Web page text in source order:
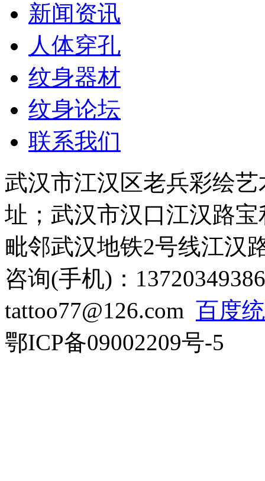
新闻资讯
人体穿孔
纹身器材
纹身论坛
联系我们
武汉市江汉区老兵彩绘
址；武汉市汉口江汉路
毗邻武汉地铁2号线江汉
咨询(手机)：
tattoo77@126.com 百度
鄂ICP备09002209号-5